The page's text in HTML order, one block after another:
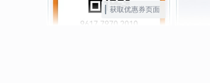
获取优惠券页面